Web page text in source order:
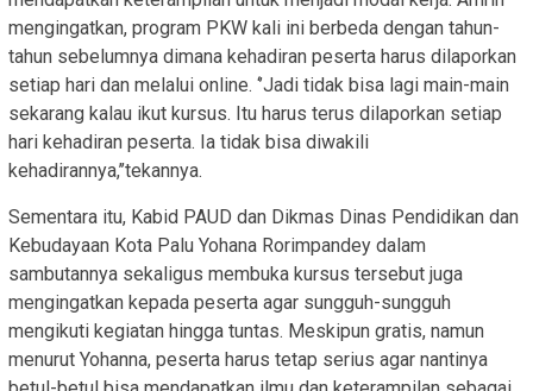
mengingatkan, program PKW kali ini berbeda dengan tahun-
tahun sebelumnya dimana kehadiran peserta harus dilaporkan
setiap hari dan melalui online. ‘’Jadi tidak bisa lagi main-main
sekarang kalau ikut kursus. Itu harus terus dilaporkan setiap
hari kehadiran peserta. Ia tidak bisa diwakili
kehadirannya,’’tekannya.
Sementara itu, Kabid PAUD dan Dikmas Dinas Pendidikan dan
Kebudayaan Kota Palu Yohana Rorimpandey dalam
sambutannya sekaligus membuka kursus tersebut juga
mengingatkan kepada peserta agar sungguh-sungguh
mengikuti kegiatan hingga tuntas. Meskipun gratis, namun
menurut Yohanna, peserta harus tetap serius agar nantinya